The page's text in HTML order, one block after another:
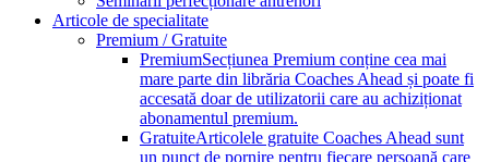
Articole de specialitate
Premium / Gratuite
PremiumSecțiunea Premium conține cea mai
mare parte din librăria Coaches Ahead și poate fi
accesată doar de utilizatorii care au achiziționat
abonamentul premium.
GratuiteArticolele gratuite Coaches Ahead sunt
un punct de pornire pentru fiecare persoană care